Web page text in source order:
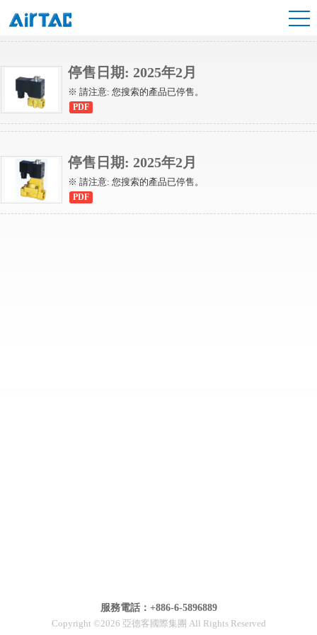
2KW系列（先導常開型）
停售日期: 2025年2月
※ 請注意: 您搜索的產品已停售。
PDF
停售日期: 2025年2月
※ 請注意: 您搜索的產品已停售。
PDF
服務電話：+886-6-5896889
Copyright ©2026 亞德客國際集團 All Rights Reserved